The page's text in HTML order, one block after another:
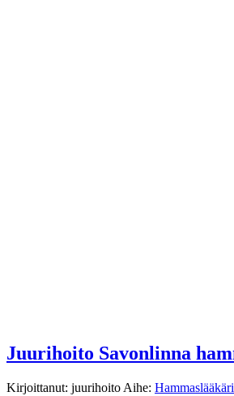
Juurihoito Savonlinna
Kirjoittanut: juurihoito Aihe: